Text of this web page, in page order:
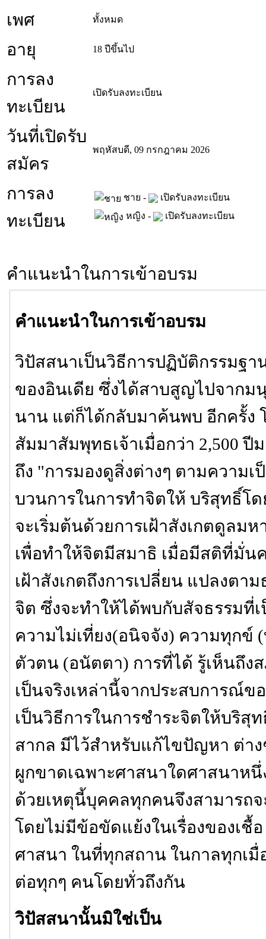
เพศ ทั้งหมด
อายุ 18 ปีขึ้นไป
การลง
ทะเบียน
เปิดรับลงทะเบียน
วันที่เปิดรับ
สมัคร
พฤหัสบดี, 09 กรกฎาคม 2026
การลง
ทะเบียน
ชาย -
เปิดรับลงทะเบียน
หญิง -
เปิดรับลงทะเบียน
คำแนะนำในการเข้าอบรม
คำแนะนำในการเข้าอบรม
วิปัสสนาเป็นวิธีการปฏิบัติกรรมฐ
ของอินเดีย ซึ่งได้สาบสูญไปจากม
นาน แต่ก็ได้กลับมาค้นพบ อีกครั้ง
สัมมาสัมพุทธเจ้าเมื่อกว่า 2,500
ถึง "การมองดูสิ่งต่างๆ ตามความเ
บวนการในการทำจิตให้ บริสุทธิ์โด
จะเริ่มต้นด้วยการเฝ้าสังเกตดูลม
เพื่อทำให้จิตมีสมาธิ เมื่อมีสติที่มั่นค
เฝ้าสังเกตถึงการเปลี่ยน แปลงตา
จิต ซึ่งจะทำให้ได้พบกับสัจธรรมที่
ความไม่เที่ยง(อนิจจัง) ความทุกข์
ตัวตน (อนัตตา) การที่ได้ รู้เห็นถึง
เป็นจริงเหล่านี้จากประสบการณ์ข
เป็นวิธีการในการชำระจิตให้บริสุท
สากล มีไว้สำหรับแก้ไขปัญหา ต่า
ผูกขาดเฉพาะศาสนาใดศาสนาห
ด้วยเหตุนี้บุคคลทุกคนจึงสามารถจ
โดยไม่มีข้อขัดแย้งในเรื่องของเชื้
ศาสนา ในที่ทุกสถาน ในกาลทุกเมื่
ต่อทุกๆ คนโดยทั่วถึงกัน
วิปัสสนานั้นมิใช่เป็น